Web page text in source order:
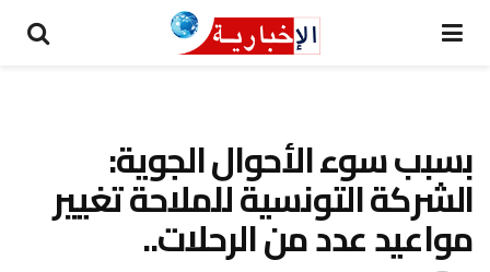
بسبب سوء الأحوال الجوية:
الشركة التونسية للملاحة تغيير
مواعيد عدد من الرحلات..